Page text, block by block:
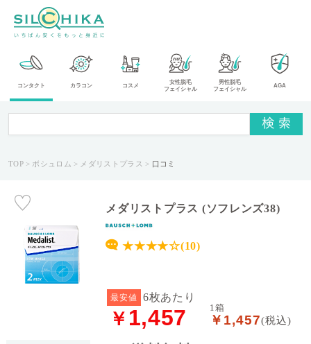
コンタクト カラコン コスメ
女性脱毛
フェイシャル
男性脱毛
フェイシャル
AGA
TOP ボシュロム メダリストプラス 口コミ
メダリストプラス (ソフレンズ38)
★★★★☆(10)
最安値 6枚あたり
￥ 1,457 1箱
￥1,457(税込)
カ
テ
リ
カ